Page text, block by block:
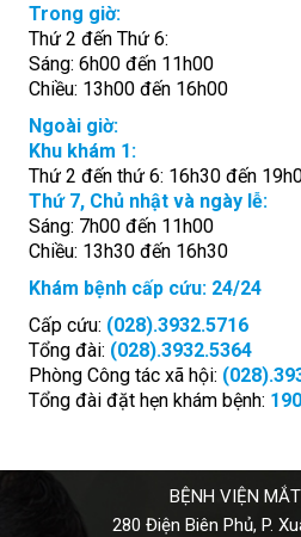
Trong giờ:
Thứ 2 đến Thứ 6:
Sáng: 6h00 đến 11h00
Chiều: 13h00 đến 16h00
Ngoài giờ:
Khu khám 1:
Thứ 2 đến thứ 6: 16h30 đến
Thứ 7, Chủ nhật và ngày lễ:
Sáng: 7h00 đến 11h00
Chiều: 13h30 đến 16h30
Khám bệnh cấp cứu: 24/24
Cấp cứu: (028).3932.5716
Tổng đài: (028).3932.5364
Phòng Công tác xã hội:
Tổng đài đặt hẹn khám bệnh:
BỆNH VIỆN
280 Điện Biên Phủ, P.